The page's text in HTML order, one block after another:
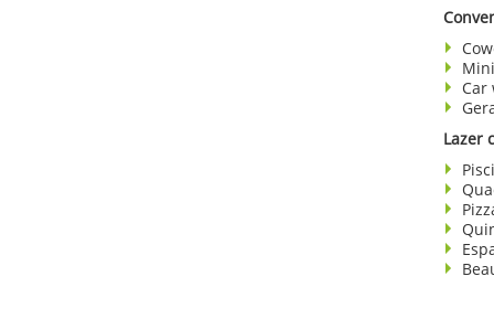
Car
Lazer